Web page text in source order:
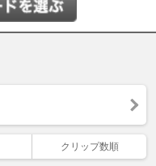
クリップ数順